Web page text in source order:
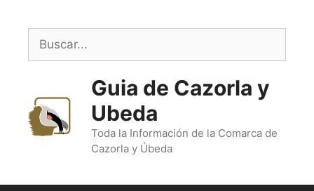
contenido
Buscar:
Guia de Cazorla y
Ubeda
Toda la Información de la Comarca de
Cazorla y Úbeda